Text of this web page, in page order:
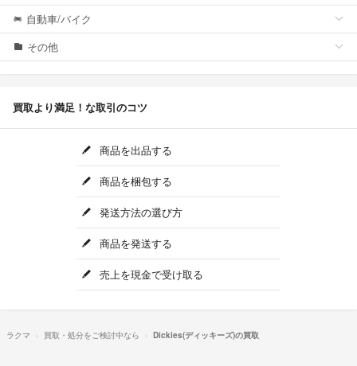
自動車/バイク
その他
買取より満足！な取引のコツ
商品を出品する
商品を梱包する
発送方法の選び方
商品を発送する
売上を現金で受け取る
ラクマ 買取・処分をご検討中なら Dickies(ディッキーズ)の買取